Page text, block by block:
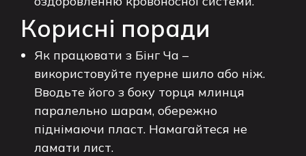
Корисні поради
Як працювати з Бінг Ча –
використовуйте пуерне шило або ніж.
Вводьте його з боку торця млинця
паралельно шарам, обережно
піднімаючи пласт. Намагайтеся не
ламати лист.